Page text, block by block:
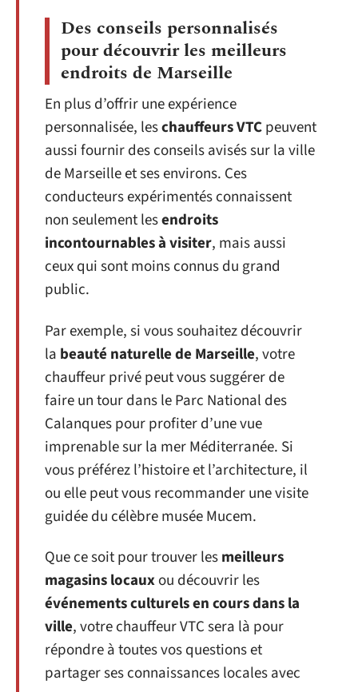
Des conseils personnalisés
pour découvrir les meilleurs
endroits de Marseille
En plus d’offrir une expérience
personnalisée, leschauffeurs VTCpeuvent
aussi fournir des conseils avisés sur la ville
de Marseille et ses environs. Ces
conducteurs expérimentés connaissent
non seulement lesendroits
incontournables à visiter, mais aussi
ceux qui sont moins connus du grand
public.
Par exemple, si vous souhaitez découvrir
la beauté naturelle de Marseille, votre
chauffeur privé peut vous suggérer de
faire un tour dans le Parc National des
Calanques pour profiter d’une vue
imprenable sur la mer Méditerranée. Si
vous préférez l’histoire et l’architecture, il
ou elle peut vous recommander une visite
guidée du célèbre musée Mucem.
Que ce soit pour trouver lesmeilleurs
magasins locauxou découvrir les
événements culturels en cours dans la
ville, votre chauffeur VTC sera là pour
répondre à toutes vos questions et
partager ses connaissances locales avec